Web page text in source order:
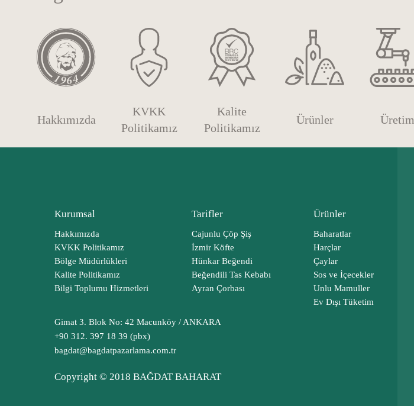
Hakkımızda
KVKK
Politikamız
Kalite
Politikamız
Ürünler Üretim
Kurumsal
Hakkımızda
KVKK Politikamız
Bölge Müdürlükleri
Kalite Politikamız
Bilgi Toplumu Hizmetleri
Tarifler
Cajunlu Çöp Şiş
İzmir Köfte
Hünkar Beğendi
Beğendili Tas Kebabı
Ayran Çorbası
Ürünler
Baharatlar
Harçlar
Çaylar
Sos ve İçecekler
Unlu Mamuller
Ev Dışı Tüketim
Gimat 3. Blok No: 42 Macunköy / ANKARA
+90 312. 397 18 39 (pbx)
bagdat@bagdatpazarlama.com.tr
Copyright © 2018 BAĞDAT BAHARAT